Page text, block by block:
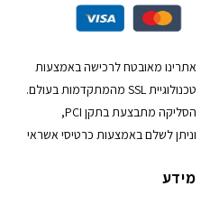
אתרינו מאובטח לרכישה באמצעות
טכנולוגיית SSL מהמתקדמות בעולם.
הסליקה מתבצעת בתקן PCI,
וניתן לשלם באמצעות כרטיסי אשראי
מידע